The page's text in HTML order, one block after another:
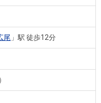
尾 」駅 徒歩12分